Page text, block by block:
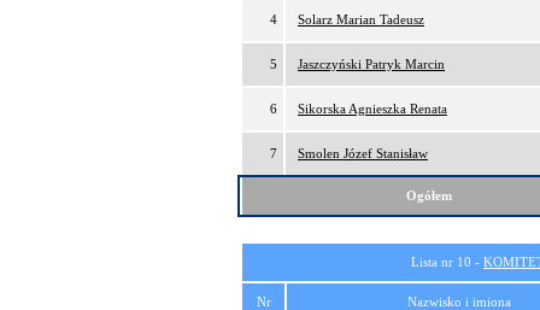
4 Solarz Marian Tadeusz
5 Jaszczyński Patryk Marcin
6 Sikorska Agnieszka Renata
7 Smolen Józef Stanisław
Ogółem
Lista nr 10 -
Nr Nazwisko i imiona